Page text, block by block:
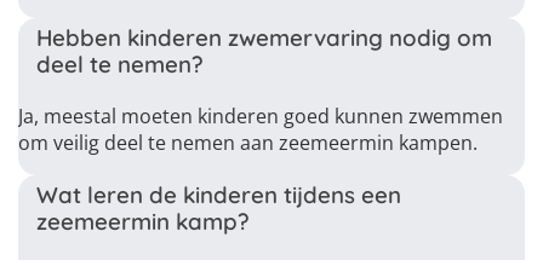
Hebben kinderen zwemervaring nodig om
deel te nemen?
Ja, meestal moeten kinderen goed kunnen zwemmen
om veilig deel te nemen aan zeemeermin kampen.
Wat leren de kinderen tijdens een
zeemeermin kamp?